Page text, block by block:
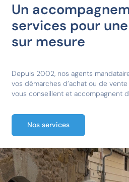
Un
services pour
sur mesure
Depuis 2002, nos agents
vos démarches d’achat ou de
vous conseillent et accompagnent
Nos services